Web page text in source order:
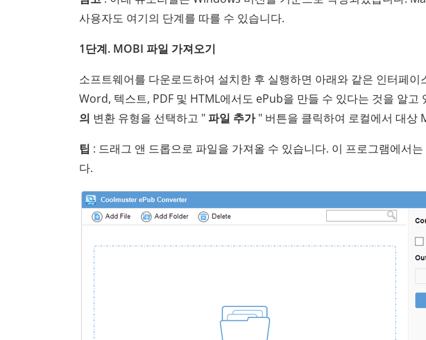
사용자도 여기의 단계를 따를 수 있습니다.
1단계. MOBI 파일 가져오기
소프트웨어를 다운로드하여 설치한 후 실행하면 아래와 같은 인터페
Word, 텍스트, PDF 및 HTML에서도 ePub을 만들 수 있다는 것을 알고
의 변환 유형을 선택하고 "파일 추가" 버튼을 클릭하여 로컬에서 대상
팁 : 드래그 앤 드롭으로 파일을 가져올 수 있습니다. 이 프로그램에서
다.